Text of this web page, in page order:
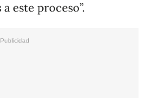
este proceso”.